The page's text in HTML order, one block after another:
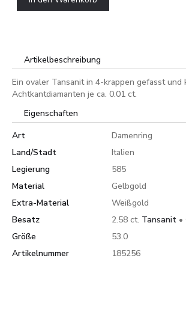
Artikelbeschreibung
Ein ovaler Tansanit in 4-krappen gefasst und
Achtkantdiamanten je ca. 0.01 ct.
Eigenschaften
Art
Damenring
Land/Stadt
Italien
Legierung
585
Material
Gelbgold
Extra-Material
Weißgold
Besatz
2.58 ct. Tansanit •
Größe
53.0
Artikelnummer
185256